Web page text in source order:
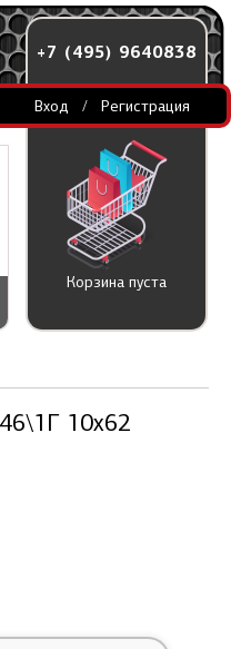
+7 (495) 9640838
Вход / Регистрация
Корзина пуста
10x62